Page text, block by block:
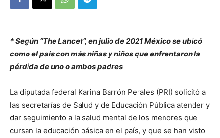
* Según “The Lancet”, en julio de 2021 México se ubicó
como el país con más niñas y niños que enfrentaron la
pérdida de uno o ambos padres
La diputada federal Karina Barrón Perales (PRI) solicitó a
las secretarías de Salud y de Educación Pública atender y
dar seguimiento a la salud mental de los menores que
cursan la educación básica en el país, y que se han visto